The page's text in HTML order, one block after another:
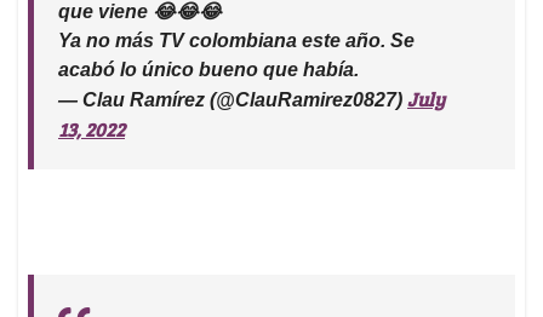
que viene 😂😂😂
Ya no más TV colombiana este año. Se
acabó lo único bueno que había.
— Clau Ramírez (@ClauRamirez0827) July
13, 2022